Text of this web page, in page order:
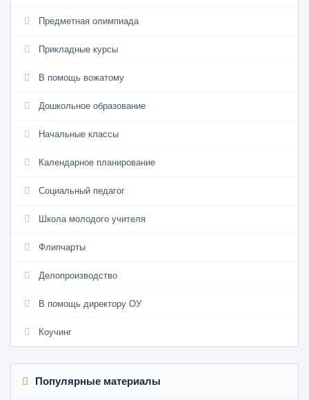
Предметная олимпиада
Прикладные курсы
В помощь вожатому
Дошкольное образование
Начальные классы
Календарное планирование
Социальный педагог
Школа молодого учителя
Флипчарты
Делопроизводство
В помощь директору ОУ
Коучинг
Популярные материалы